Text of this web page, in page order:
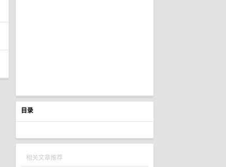
目录
相关文章推荐